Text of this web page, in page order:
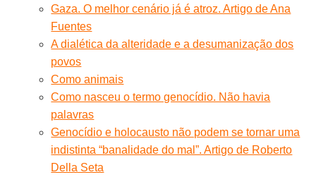
Gaza. O melhor cenário já é atroz. Artigo de Ana
Fuentes
A dialética da alteridade e a desumanização dos
povos
Como animais
Como nasceu o termo genocídio. Não havia
palavras
Genocídio e holocausto não podem se tornar uma
indistinta “banalidade do mal”. Artigo de Roberto
Della Seta